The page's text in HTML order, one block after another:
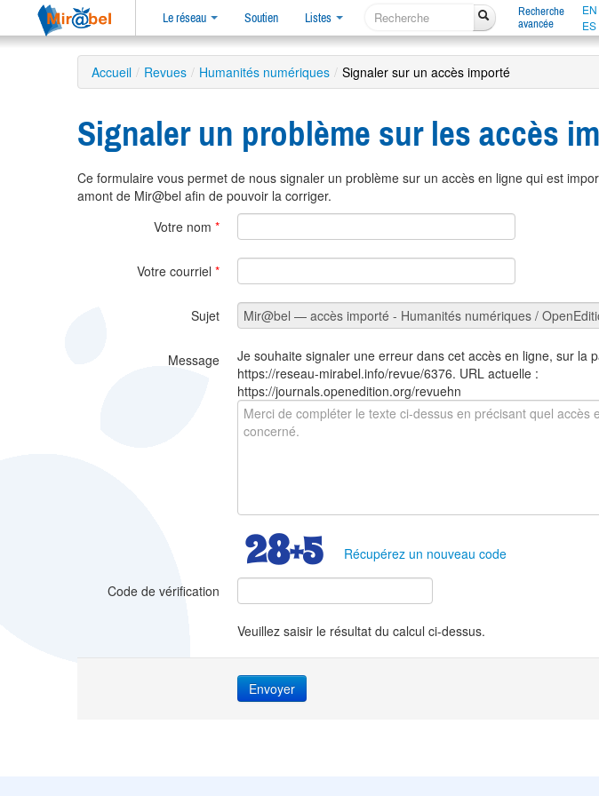
Le réseau Soutien Listes
Recherche
avancée
EN
ES
Accueil / Revues / Humanités numériques / Signaler sur un accès importé
Signaler un problème sur les accès
Ce formulaire vous permet de nous signaler un problème sur un accès en ligne qui est
amont de Mir@bel afin de pouvoir la corriger.
Votre nom *
Votre courriel *
Sujet
Message
Je souhaite signaler une erreur dans cet accès en ligne, sur la
https://reseau-mirabel.info/revue/6376. URL actuelle :
https://journals.openedition.org/revuehn
Récupérez un nouveau code
Code de vérification
Veuillez saisir le résultat du calcul ci-dessus.
Envoyer